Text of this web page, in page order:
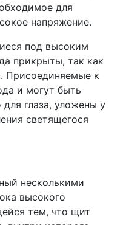
для
напряжение.
под высоким
прикрыты, так как
Присоединяемые к
и могут быть
глаза, уложены у
светящегося
несколькими
высокого
тем, что щит